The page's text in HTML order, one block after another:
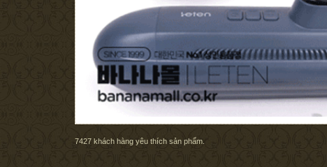
7427 khách hàng yêu thích sản phẩm.